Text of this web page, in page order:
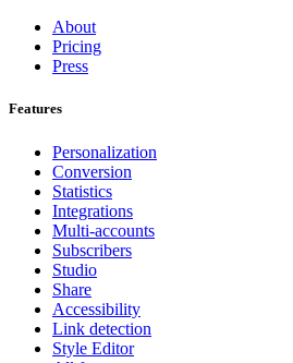
About
Pricing
Press
Features
Personalization
Conversion
Statistics
Integrations
Multi-accounts
Subscribers
Studio
Share
Accessibility
Link detection
Style Editor